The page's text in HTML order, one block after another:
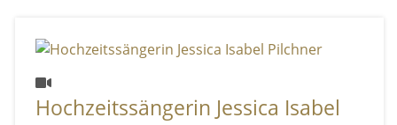
Hochzeitssängerin Jessica Isabel